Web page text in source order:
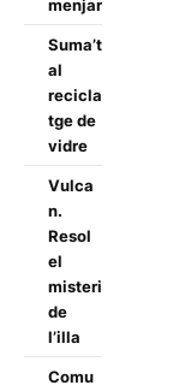
menjar
Suma’t
al
recicla
tge de
vidre
Vulca
n.
Resol
el
misteri
de
l’illa
Comu